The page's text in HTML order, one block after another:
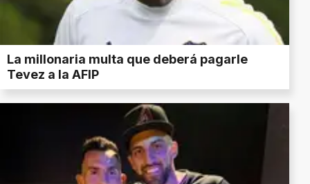
La millonaria multa que deberá pagarle
Tevez a la AFIP